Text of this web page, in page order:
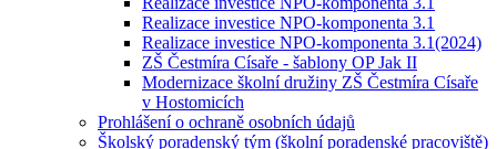
Realizace investice NPO-komponenta 3.1
Realizace investice NPO-komponenta 3.1(2024)
ZŠ Čestmíra Císaře - šablony OP Jak II
Modernizace školní družiny ZŠ Čestmíra Císaře
v Hostomicích
Prohlášení o ochraně osobních údajů
Školský poradenský tým (školní poradenské pracoviště)